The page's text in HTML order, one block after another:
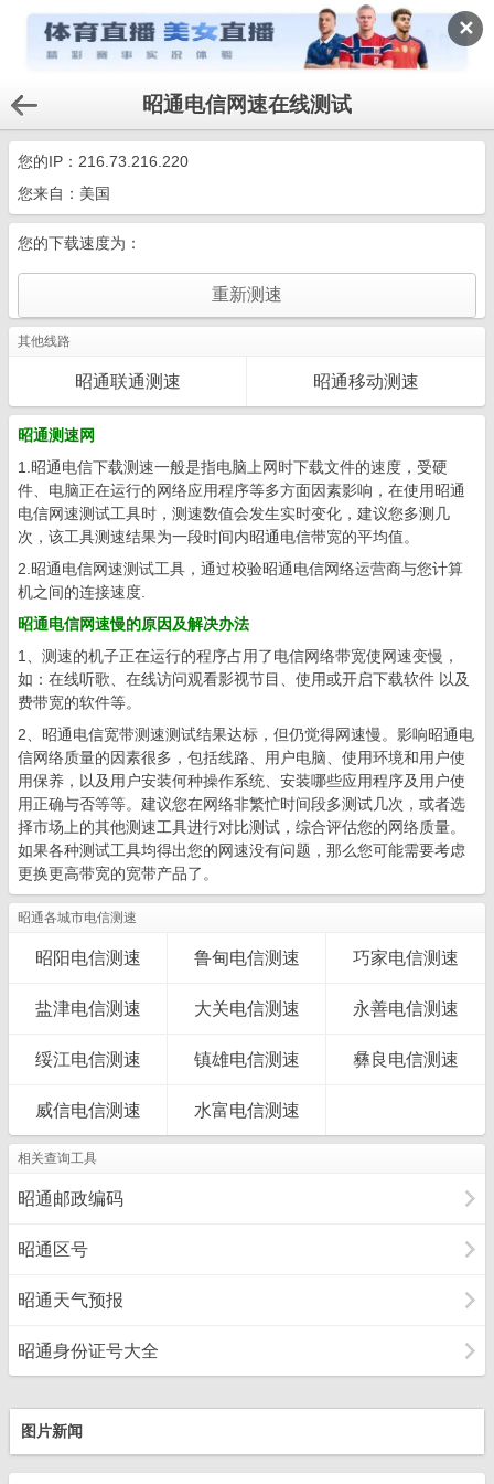
✕
昭通电信网速在线测试
您的IP： 216.73.216.220
您来自：美国
您的下载速度为：
其他线路
昭通联通测速 昭通移动测速
昭通测速网
1.昭通电信下载测速一般是指电脑上网时下载文件的速度，受硬
件、电脑正在运行的网络应用程序等多方面因素影响，在使用昭通
电信网速测试工具时，测速数值会发生实时变化，建议您多测几
次，该工具测速结果为一段时间内昭通电信带宽的平均值。
2.昭通电信网速测试工具，通过校验昭通电信网络运营商与您计算
机之间的连接速度.
昭通电信网速慢的原因及解决办法
1、测速的机子正在运行的程序占用了电信网络带宽使网速变慢，
如：在线听歌、在线访问观看影视节目、使用或开启下载软件 以及
费带宽的软件等。
2、昭通电信宽带测速测试结果达标，但仍觉得网速慢。影响昭通电
信网络质量的因素很多，包括线路、用户电脑、使用环境和用户使
用保养，以及用户安装何种操作系统、安装哪些应用程序及用户使
用正确与否等等。建议您在网络非繁忙时间段多测试几次，或者选
择市场上的其他测速工具进行对比测试，综合评估您的网络质量。
如果各种测试工具均得出您的网速没有问题，那么您可能需要考虑
更换更高带宽的宽带产品了。
昭通各城市电信测速
昭阳电信测速 鲁甸电信测速 巧家电信测速
盐津电信测速 大关电信测速 永善电信测速
绥江电信测速 镇雄电信测速 彝良电信测速
威信电信测速 水富电信测速
相关查询工具
昭通邮政编码
昭通区号
昭通天气预报
昭通身份证号大全
图片新闻